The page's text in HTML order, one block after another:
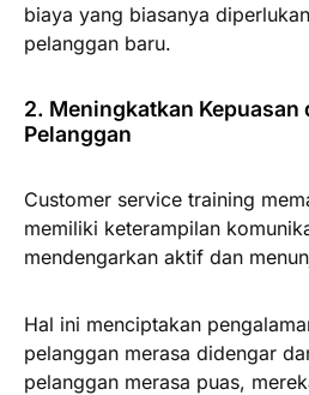
biaya yang biasanya
pelanggan baru.
2. Meningkatkan Kepuasan
Pelanggan
Customer service training
memiliki keterampilan
mendengarkan aktif dan
Hal ini menciptakan
pelanggan merasa didengar
pelanggan merasa puas,